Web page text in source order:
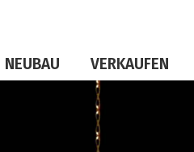
NEUBAU VERKAUFEN